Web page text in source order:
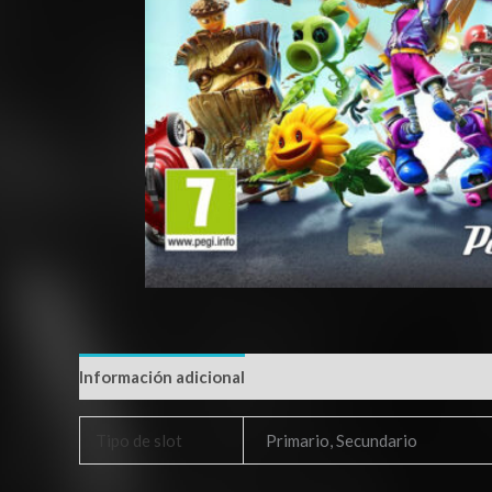
Información adicional
Tipo de slot Primario, Secundario